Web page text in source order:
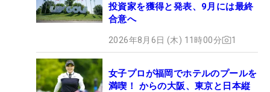
投資家を獲得と発表、9月には最終
合意へ
2026年8月6日 (木) 11時00分 1
女子プロが福岡でホテルのプールを
満喫！ からの大阪、東京と日本縦